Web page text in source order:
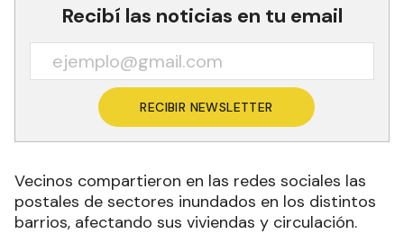
Recibí las noticias en tu email
RECIBIR NEWSLETTER
Vecinos compartieron en las redes sociales las
postales de sectores inundados en los distintos
barrios, afectando sus viviendas y circulación.